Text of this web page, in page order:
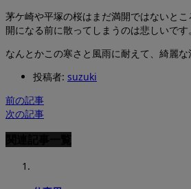
茅ケ崎や平塚の桜はまだ満開ではないと
開になる前に散ってしまうのは悲しいです。
なんとかこの寒さと風雨に耐えて、綺麗な
投稿者: suzuki
前の記事
次の記事